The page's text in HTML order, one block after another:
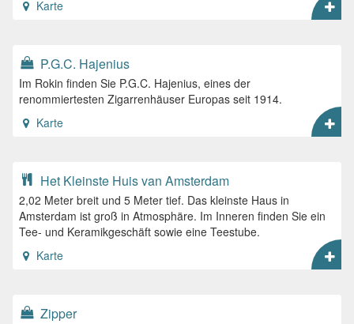
Karte
P.G.C. Hajenius
Im Rokin finden Sie P.G.C. Hajenius, eines der
renommiertesten Zigarrenhäuser Europas seit 1914.
Karte
Het Kleinste Huis van Amsterdam
2,02 Meter breit und 5 Meter tief. Das kleinste Haus in
Amsterdam ist groß in Atmosphäre. Im Inneren finden Sie ein
Tee- und Keramikgeschäft sowie eine Teestube.
Karte
Zipper